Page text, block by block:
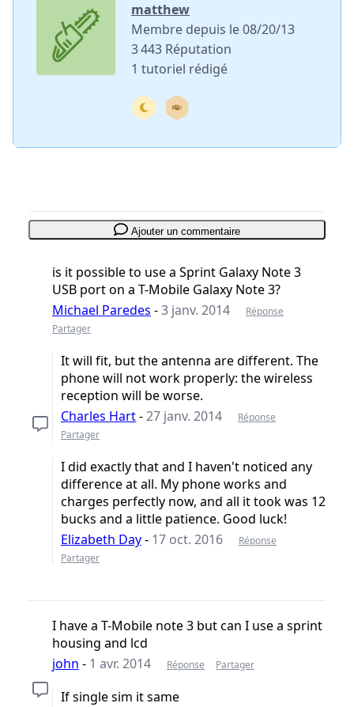
matthew
Membre depuis le 08/20/13
3 443 Réputation
1 tutoriel rédigé
Ajouter un commentaire
is it possible to use a Sprint Galaxy Note 3
USB port on a T-Mobile Galaxy Note 3?
Michael Paredes -3 janv. 2014
Réponse
Partager
It will fit, but the antenna are different. The
phone will not work properly: the wireless
reception will be worse.
Charles Hart-27 janv. 2014
Réponse
Partager
I did exactly that and I haven't noticed any
difference at all. My phone works and
charges perfectly now, and all it took was 12
bucks and a little patience. Good luck!
Elizabeth Day- 17 oct. 2016
Réponse
Partager
I have a T-Mobile note 3 but can I use a sprint
housing and lcd
john - 1 avr. 2014 Réponse Partager
If single sim it same